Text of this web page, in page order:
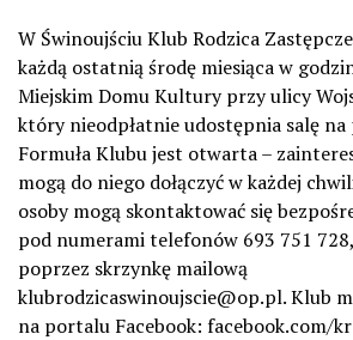
W Świnoujściu Klub Rodzica
każdą ostatnią środę miesiąca w
Miejskim Domu Kultury przy ulicy
który nieodpłatnie udostępnia salę
Formuła Klubu jest otwarta –
mogą do niego dołączyć w każdej
osoby mogą skontaktować się
pod numerami telefonów 693 751
poprzez skrzynkę mailową
klubrodzicaswinoujscie@op.pl. Klub
na portalu Facebook: facebook.com/